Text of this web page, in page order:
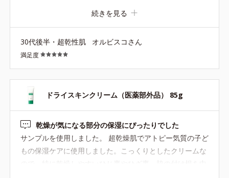
●無香料、無着色 ●酸化しやすい油分不使用●モイスチャーシールド
成分配合＝角層保護成分●植物性セラミド配合＝細胞間脂質（セラミ
ド）類似成分●ビタミンE誘導体（酢酸トコフェロール）、グリチル
リチン酸ジカリウム配合＝肌荒れ防止有効成分●緑茶エキス配合＝植
物性保湿成分●アルコールフリー
えが出そうなくらい使用感良かったです。何もなければ半
永久的に購入し続けると思います。あまり主張していない
からか、パッケージやネーミング等に可愛さが感じられず
（お薬感）手に取りにくかったのか、、試さなかったのが
本当に謎！後悔！夏のボディケアにとても良いと思いま
す。
続きを見る
30代後半・超乾性肌 オルビスコさん
満足度
ドライスキンクリーム（医薬部外品） 85g
乾燥が気になる部分の保湿にぴったりでした
サンプルを使用しました。 超乾燥肌でアトピー気質の子ど
もの保湿ケアに使用しました。こっくりとしたクリームな
ので、特に乾燥しやすいひじ裏やひざ裏、脇の付け根を中